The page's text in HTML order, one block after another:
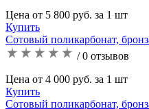
Цена от 5 800 руб. за 1 шт
Купить
Сотовый поликарбонат,
/ 0 отзывов
Цена от 4 000 руб. за 1 шт
Купить
Сотовый поликарбонат,